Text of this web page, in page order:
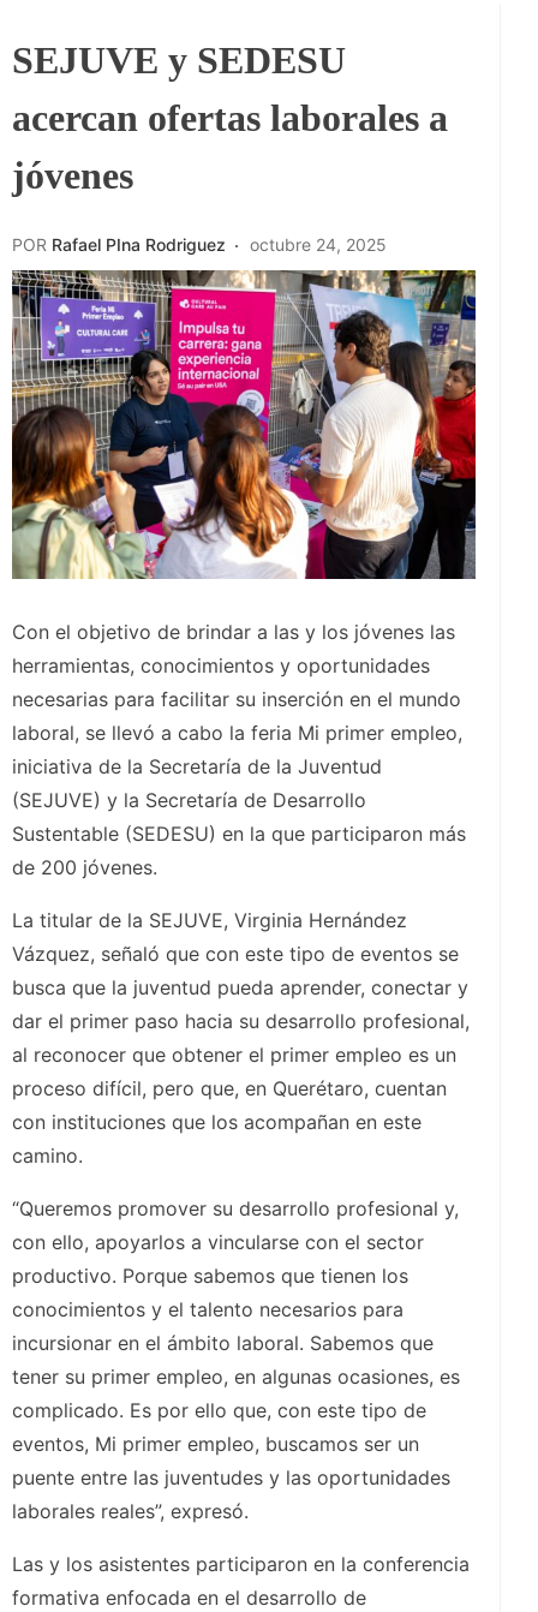
SEJUVE y SEDESU
acercan ofertas laborales a
jóvenes
POR Rafael PIna Rodriguez octubre 24, 2025
Con el objetivo de brindar a las y los jóvenes las
herramientas, conocimientos y oportunidades
necesarias para facilitar su inserción en el mundo
laboral, se llevó a cabo la feria Mi primer empleo,
iniciativa de la Secretaría de la Juventud
(SEJUVE) y la Secretaría de Desarrollo
Sustentable (SEDESU) en la que participaron más
de 200 jóvenes.
La titular de la SEJUVE, Virginia Hernández
Vázquez, señaló que con este tipo de eventos se
busca que la juventud pueda aprender, conectar y
dar el primer paso hacia su desarrollo profesional,
al reconocer que obtener el primer empleo es un
proceso difícil, pero que, en Querétaro, cuentan
con instituciones que los acompañan en este
camino.
“Queremos promover su desarrollo profesional y,
con ello, apoyarlos a vincularse con el sector
productivo. Porque sabemos que tienen los
conocimientos y el talento necesarios para
incursionar en el ámbito laboral. Sabemos que
tener su primer empleo, en algunas ocasiones, es
complicado. Es por ello que, con este tipo de
eventos, Mi primer empleo, buscamos ser un
puente entre las juventudes y las oportunidades
laborales reales”, expresó.
Las y los asistentes participaron en la conferencia
formativa enfocada en el desarrollo de